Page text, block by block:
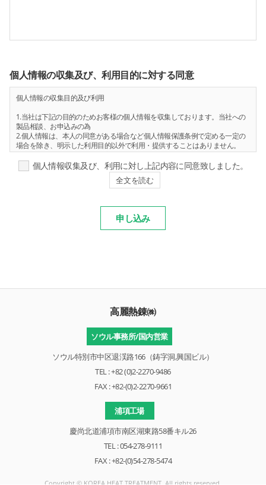
個人情報の収集及び、利用目的に対する同意
個人情報の収集目的及び利用
1.当社は下記の目的のためお客様の個人情報を収集しております。当社への
製品相談、お申込みの為
2.個人情報は、本人の同意がある場合など個人情報保護条例で定める一定の
場合を除き、明示した利用目的以外で利用・提供することはありません。
個人情報収集項目及び、収集方法
個人情報収集及び、利用に対し上記内容に同意致しました。
全文を読む
高麗熱錬㈱
ソウル事務所/国内営業
ソウル特別市中区退渓路166（鋳字洞,興国ビル）
TEL : +82 (0)2-2270-9486
FAX : +82-(0)2-2270-9661
浦項工場
慶尚北道浦項市南区湖東路58番キル26
TEL : 054-278-9111
FAX : +82-(0)54-278-5474
Copyright © KOREA HEAT TREATMENT. All rights reserved.